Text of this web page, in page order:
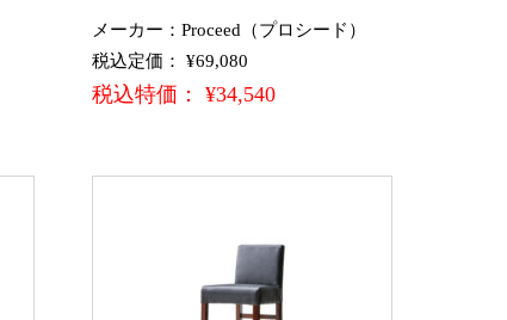
メーカー：Proceed（プロシード）
税込定価： ¥69,080
税込特価： ¥34,540